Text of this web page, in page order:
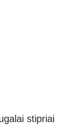
stipriai